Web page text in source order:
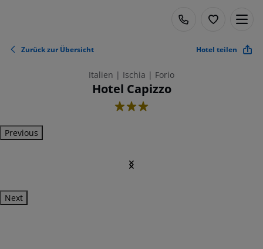
Zurück zur Übersicht Hotel teilen
Italien | Ischia | Forio
Hotel Capizzo
3
Previous
Next